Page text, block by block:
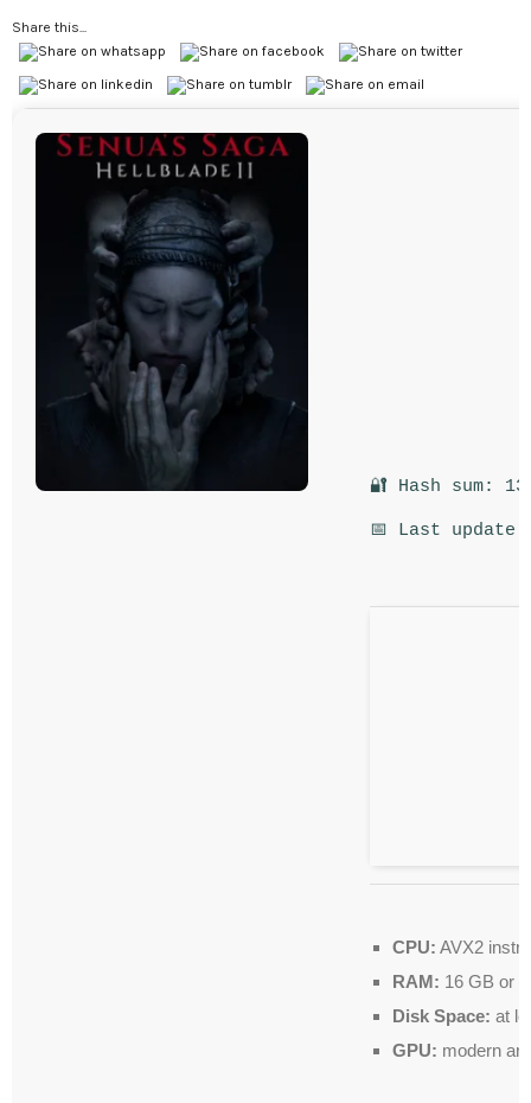
Share this...
🔐 Hash sum:
📅 Last update:
CPU: AVX2
RAM: 16 GB or
Disk Space: at
GPU: modern